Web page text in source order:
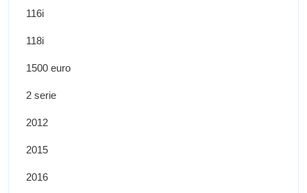
116i
118i
1500 euro
2 serie
2012
2015
2016